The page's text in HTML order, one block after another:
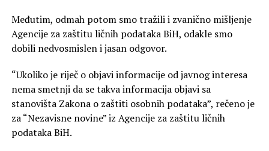
Međutim, odmah potom smo tražili i zvanično mišljenje
Agencije za zaštitu ličnih podataka BiH, odakle smo
dobili nedvosmislen i jasan odgovor.
“Ukoliko je riječ o objavi informacije od javnog interesa
nema smetnji da se takva informacija objavi sa
stanovišta Zakona o zaštiti osobnih podataka”, rečeno je
za “Nezavisne novine” iz Agencije za zaštitu ličnih
podataka BiH.